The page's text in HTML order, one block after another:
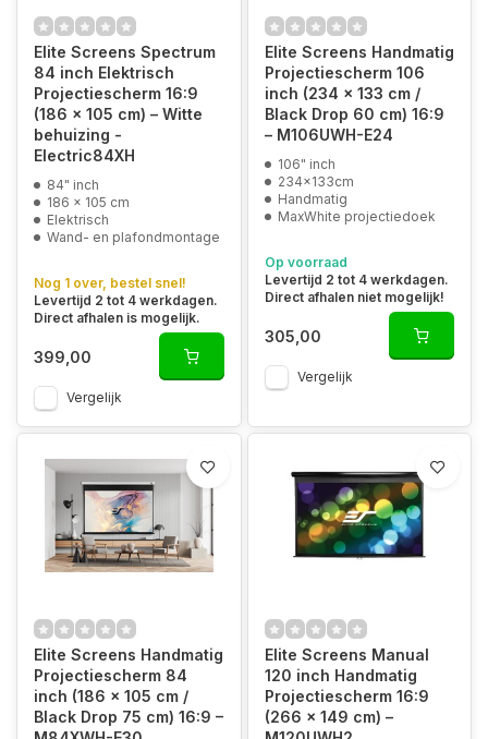
Elite Screens Spectrum
84 inch Elektrisch
Projectiescherm 16:9
(186 x 105 cm) – Witte
behuizing -
Electric84XH
84" inch
186 x 105 cm
Elektrisch
Wand- en plafondmontage
Nog 1 over, bestel snel!
Levertijd 2 tot 4 werkdagen.
Direct afhalen is mogelijk.
399,00
Vergelijk
Elite Screens Handmatig
Projectiescherm 106
inch (234 x 133 cm /
Black Drop 60 cm) 16:9
– M106UWH-E24
106" inch
234x133cm
Handmatig
MaxWhite projectiedoek
Op voorraad
Levertijd 2 tot 4 werkdagen.
Direct afhalen niet mogelijk!
305,00
Vergelijk
Elite Screens Handmatig
Projectiescherm 84
inch (186 x 105 cm /
Black Drop 75 cm) 16:9 –
Elite Screens Manual
120 inch Handmatig
Projectiescherm 16:9
(266 x 149 cm) –